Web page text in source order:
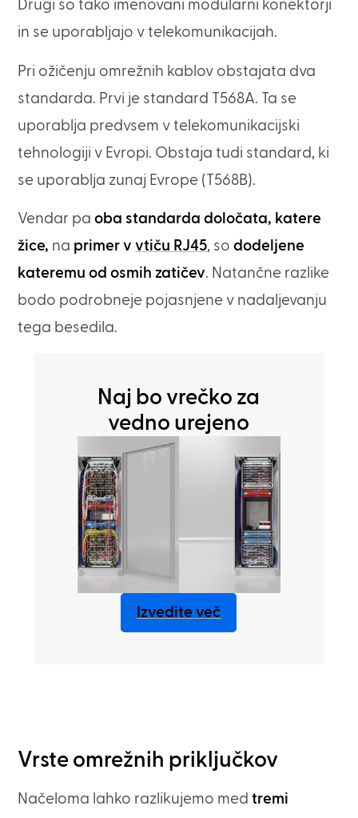
Drugi so tako imenovani modularni konektorji
in se uporabljajo v telekomunikacijah.
Pri ožičenju omrežnih kablov obstajata dva
standarda. Prvi je standard T568A. Ta se
uporablja predvsem v telekomunikacijski
tehnologiji v Evropi. Obstaja tudi standard, ki
se uporablja zunaj Evrope (T568B).
Vendar paoba standarda določata, katere
žice, na primer vvtiču RJ45, sododeljene
kateremu od osmih zatičev. Natančne razlike
bodo podrobneje pojasnjene v nadaljevanju
tega besedila.
Naj bo vrečko za
vedno urejeno
Izvedite več
Vrste omrežnih priključkov
Načeloma lahko razlikujemo medtremi